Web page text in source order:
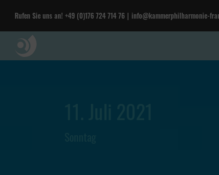
Rufen Sie uns an! +49 (0)176 724 714 76 | info@kammerphilharmonie-